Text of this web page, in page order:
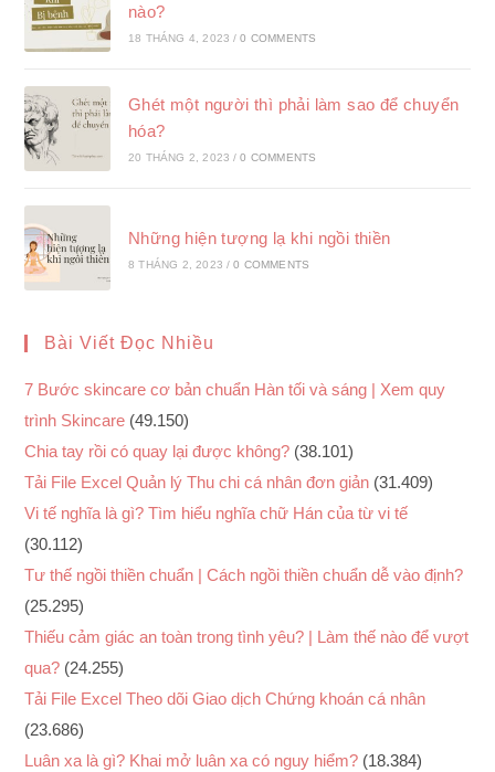
nào?
18 THÁNG 4, 2023 / 0 COMMENTS
Ghét một người thì phải làm sao để chuyển
hóa?
20 THÁNG 2, 2023 / 0 COMMENTS
Những hiện tượng lạ khi ngồi thiền
8 THÁNG 2, 2023 / 0 COMMENTS
Bài Viết Đọc Nhiều
7 Bước skincare cơ bản chuẩn Hàn tối và sáng | Xem quy
trình Skincare (49.150)
Chia tay rồi có quay lại được không? (38.101)
Tải File Excel Quản lý Thu chi cá nhân đơn giản (31.409)
Vi tế nghĩa là gì? Tìm hiểu nghĩa chữ Hán của từ vi tế
(30.112)
Tư thế ngồi thiền chuẩn | Cách ngồi thiền chuẩn dễ vào định?
(25.295)
Thiếu cảm giác an toàn trong tình yêu? | Làm thế nào để vượt
qua? (24.255)
Tải File Excel Theo dõi Giao dịch Chứng khoán cá nhân
(23.686)
Luân xa là gì? Khai mở luân xa có nguy hiểm? (18.384)